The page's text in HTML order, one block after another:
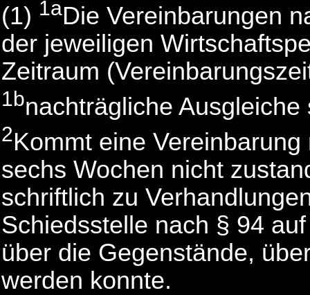
(1) 1aDie Vereinbarungen
der jeweiligen
Zeitraum
1bnachträgliche
2Kommt eine
sechs Wochen nicht
schriftlich zu
Schiedsstelle nach § 94
über die Gegenstände,
werden konnte.